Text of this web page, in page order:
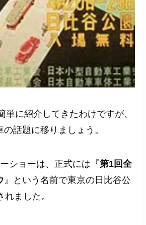
単に紹介してきたわけですが、
話題に移りましょう。
ショーは、正式には『第1回全
』という名前で東京の日比谷公
れました。